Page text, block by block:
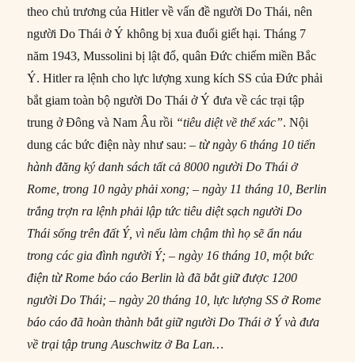
theo chủ trương của Hitler về vấn đề người Do Thái, nên
người Do Thái ở Ý không bị xua đuổi giết hại. Tháng 7
năm 1943, Mussolini bị lật đổ, quân Đức chiếm miền Bắc
Ý. Hitler ra lệnh cho lực lượng xung kích SS của Đức phải
bắt giam toàn bộ người Do Thái ở Ý đưa về các trại tập
trung ở Đông và Nam Âu rồi “tiêu diệt về thể xác”. Nội
dung các bức điện này như sau:– từ ngày 6 tháng 10 tiến
hành đăng ký danh sách tất cả 8000 người Do Thái ở
Rome, trong 10 ngày phải xong; – ngày 11 tháng 10, Berlin
trắng trợn ra lệnh phải lập tức tiêu diệt sạch người Do
Thái sống trên đất Ý, vì nếu làm chậm thì họ sẽ ẩn náu
trong các gia đình người Ý; – ngày 16 tháng 10, một bức
điện từ Rome báo cáo Berlin là đã bắt giữ được 1200
người Do Thái; – ngày 20 tháng 10, lực lượng SS ở Rome
báo cáo đã hoàn thành bắt giữ người Do Thái ở Ý và đưa
về trại tập trung Auschwitz ở Ba Lan…